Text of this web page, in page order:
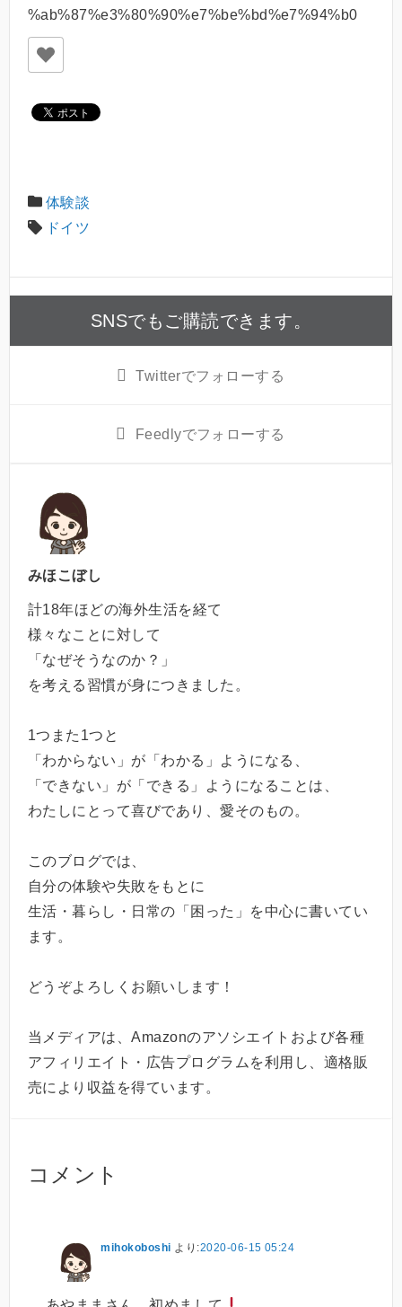
%ab%87%e3%80%90%e7%be%bd%e7%94%b0
体験談
ドイツ
SNSでもご購読できます。
Twitterでフォローする
Feedlyでフォローする
みほこぼし
計18年ほどの海外生活を経て
様々なことに対して
「なぜそうなのか？」
を考える習慣が身につきました。
1つまた1つと
「わからない」が「わかる」ようになる、
「できない」が「できる」ようになることは、
わたしにとって喜びであり、愛そのもの。
このブログでは、
自分の体験や失敗をもとに
生活・暮らし・日常の「困った」を中心に書いてい
ます。
どうぞよろしくお願いします！
当メディアは、Amazonのアソシエイトおよび各種
アフィリエイト・広告プログラムを利用し、適格販
売により収益を得ています。
コメント
mihokoboshi より:2020-06-15 05:24